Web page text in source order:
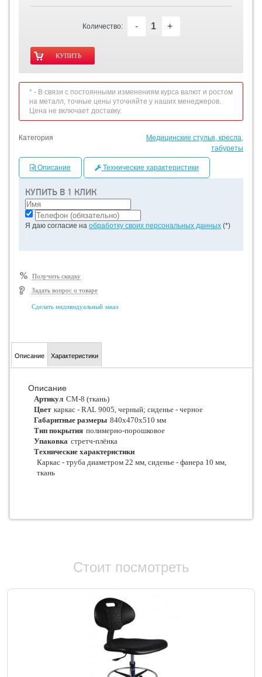
КУПИТЬ В 1 КЛИК
Я даю согласие на обработку своих персональных данных (*)
Получить скидку
Задать вопрос о товаре
Сделать индивидуальный заказ
Количество: - +
* - В связи с постоянными изменениям курса валют и ростом
на металл, точные цены уточняйте у наших менеджеров.
Цена не включает доставку.
Категория
Медицинские стулья, кресла,
табуреты
Описание Технические характеристики
Описание Характеристики
Описание
Артикул СМ-8 (ткань)
Цвет каркас - RAL 9005, черный; сиденье - черное
Габаритные размеры 840х470х510 мм
Тип покрытия полимерно-порошковое
Упаковка стретч-плёнка
Технические характеристики
Каркас - труба диаметром 22 мм, сиденье - фанера 10 мм,
ткань
Стоит посмотреть